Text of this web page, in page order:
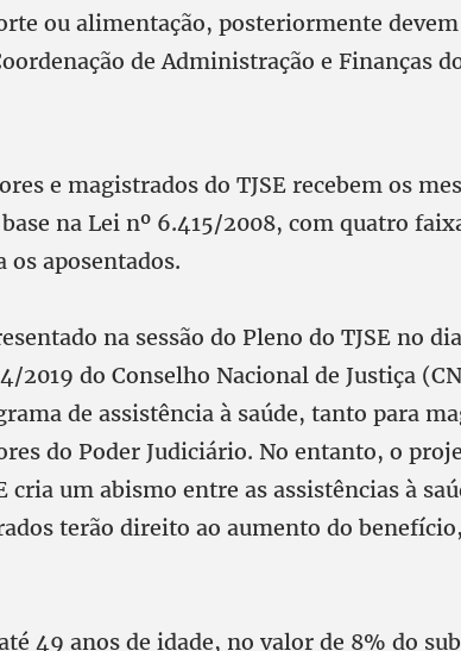
ou alimentação, posteriormente
de Administração e Finanças
e magistrados do TJSE recebem os
na Lei nº 6.415/2008, com quatro
os aposentados.
na sessão do Pleno do TJSE no
2019 do Conselho Nacional de Justiça
de assistência à saúde, tanto para
do Poder Judiciário. No entanto, o
cria um abismo entre as assistências à
terão direito ao aumento do
49 anos de idade, no valor de 8% do